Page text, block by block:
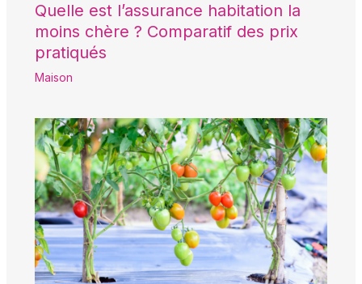
Quelle est l’assurance habitation la
moins chère ? Comparatif des prix
pratiqués
Maison